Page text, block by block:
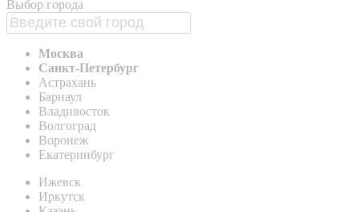
Выбор города
Москва
Санкт-Петербург
Астрахань
Барнаул
Владивосток
Волгоград
Воронеж
Екатеринбург
Ижевск
Иркутск